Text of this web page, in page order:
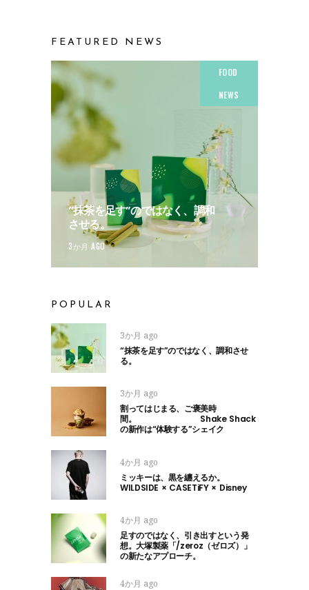
FEATURED NEWS
FOOD
NEWS
“抹茶を足す”のではなく、調和
させる。
3か月 AGO
POPULAR
3か月 ago
“抹茶を足す”のではなく、調和させ
る。
3か月 ago
割ってはじまる、ご褒美時
間。 Shake Shack
の新作は“体験する”シェイク
4か月 ago
ミッキーは、黒を纏えるか。
WILDSIDE × CASETiFY × Disney
4か月 ago
足すのではなく、引き出すという発
想。大塚製薬「/zeroz（ゼロズ）」
の新たなアプローチ。
4か月 ago